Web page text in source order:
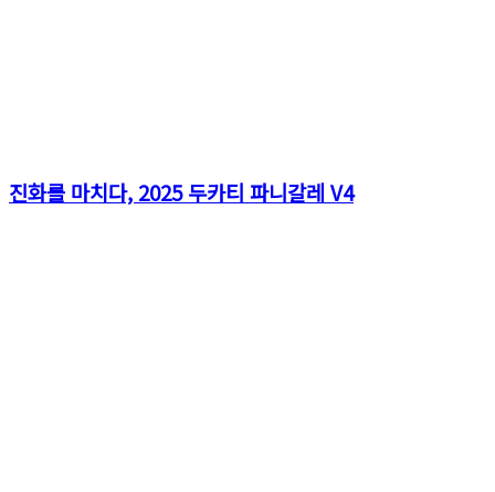
진화를 마치다, 2025 두카티 파니갈레 V4